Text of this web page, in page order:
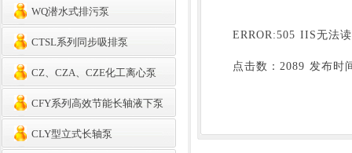
WQ潜水式排污泵
CTSL系列同步吸排泵
CZ、CZA、CZE化工离心泵
CFY系列高效节能长轴液下泵
CLY型立式长轴泵
ERROR:505 IIS无法
点击数：2089 发布时